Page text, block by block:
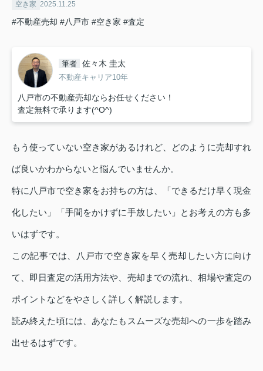
空き家 2025.11.25
#不動産売却 #八戸市 #空き家 #査定
筆者 佐々木 圭太
不動産キャリア10年
八戸市の不動産売却ならお任せください！
査定無料で承ります(^O^)
もう使っていない空き家があるけれど、どのように売却すれ
ば良いかわからないと悩んでいませんか。
特に八戸市で空き家をお持ちの方は、「できるだけ早く現金
化したい」「手間をかけずに手放したい」とお考えの方も多
いはずです。
この記事では、八戸市で空き家を早く売却したい方に向け
て、即日査定の活用方法や、売却までの流れ、相場や査定の
ポイントなどをやさしく詳しく解説します。
読み終えた頃には、あなたもスムーズな売却への一歩を踏み
出せるはずです。